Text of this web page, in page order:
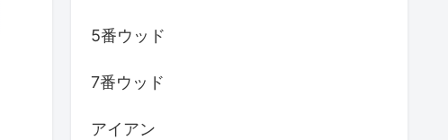
5番ウッド
7番ウッド
アイアン